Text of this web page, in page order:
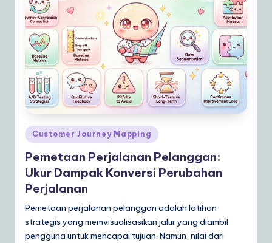
Posted
in
Customer Journey Mapping
Pemetaan Perjalanan Pelanggan:
Ukur Dampak Konversi Perubahan
Perjalanan
Pemetaan perjalanan pelanggan adalah latihan
strategis yang memvisualisasikan jalur yang diambil
pengguna untuk mencapai tujuan. Namun, nilai dari